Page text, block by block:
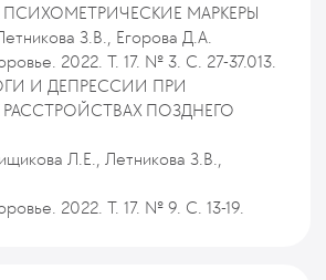
ПСИХОМЕТРИЧЕСКИЕ МАРКЕРЫ
З.В., Егорова Д.А.
2022. Т. 17. № 3. С. 27-37.013.
И ДЕПРЕССИИ ПРИ
ПОЗДНЕГО
Л.Е., Летникова З.В.,
2022. Т. 17. № 9. С. 13-19.